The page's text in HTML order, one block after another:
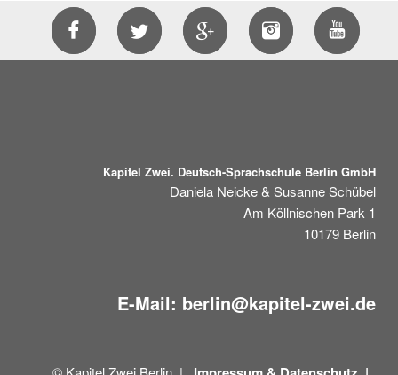
Kapitel Zwei. Deutsch-Sprachschule Berlin GmbH
Daniela Neicke & Susanne Schübel
Am Köllnischen Park 1
10179 Berlin
E-Mail: berlin@kapitel-zwei.de